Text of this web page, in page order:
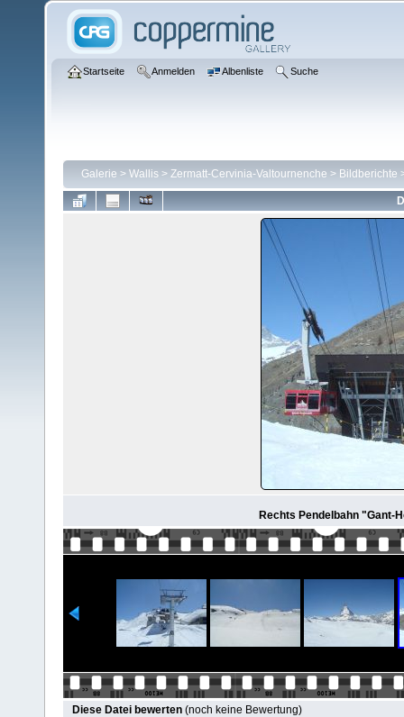
Startseite Anmelden Albenliste Suche
Galerie > Wallis > Zermatt-Cervinia-Valtournenche > Bildberichte
Rechts Pendelbahn "Gant-
Diese Datei bewerten (noch keine Bewertung)